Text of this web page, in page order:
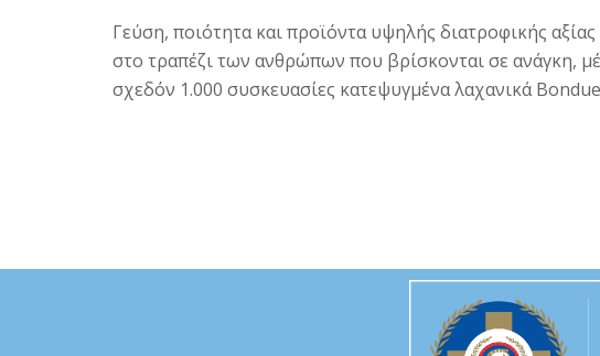
Γεύση, ποιότητα και προϊόντα υψηλής διατροφικής
στο τραπέζι των ανθρώπων που βρίσκονται σε ανάγκη,
σχεδόν 1.000 συσκευασίες κατεψυγμένα λαχανικά